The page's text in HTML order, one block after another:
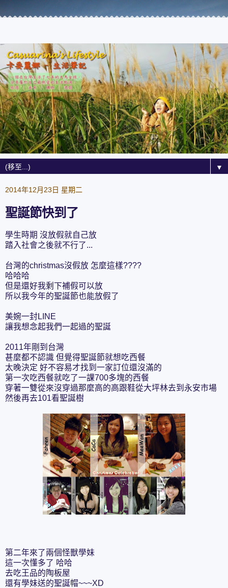
▼
2014年12月23日 星期二
聖誕節快到了
學生時期 沒放假就自己放
踏入社會之後就不行了...
台灣的christmas沒假放 怎麼這樣????
哈哈哈
但是還好我剩下補假可以放
所以我今年的聖誕節也能放假了
美婉一封LINE
讓我想念起我們一起過的聖誕
2011年剛到台灣
甚麼都不認識 但覺得聖誕節就想吃西餐
太晚決定 好不容易才找到一家訂位還沒滿的
第一次吃西餐就吃了一課700多塊的西餐
穿著一雙從來沒穿過那麼高的高跟鞋從大坪林去到永安市場
然後再去101看聖誕樹
第二年來了兩個怪獸學妹
這一次懂多了 哈哈
去吃王品的陶板屋
還有學妹送的聖誕帽~~~XD